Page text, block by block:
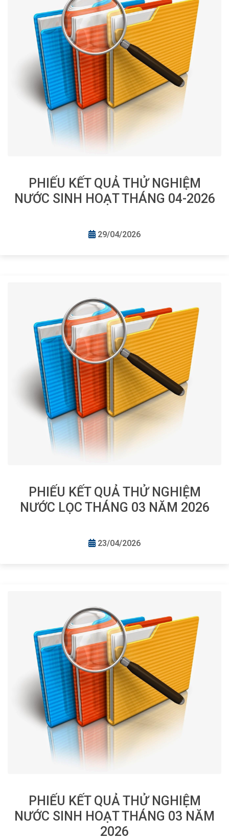
PHIẾU KẾT QUẢ THỬ NGHIỆM
NƯỚC SINH HOẠT THÁNG 04-2026
29/04/2026
PHIẾU KẾT QUẢ THỬ NGHIỆM
NƯỚC LỌC THÁNG 03 NĂM 2026
23/04/2026
PHIẾU KẾT QUẢ THỬ NGHIỆM
NƯỚC SINH HOẠT THÁNG 03 NĂM
2026